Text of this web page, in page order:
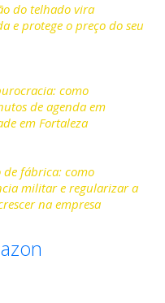
do telhado vira
e protege o preço do seu
como
de agenda em
em Fortaleza
fábrica: como
militar e regularizar a
na empresa